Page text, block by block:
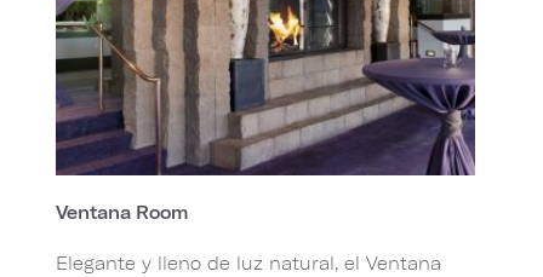
Ventana Room
Elegante y lleno de luz natural, el Ventana